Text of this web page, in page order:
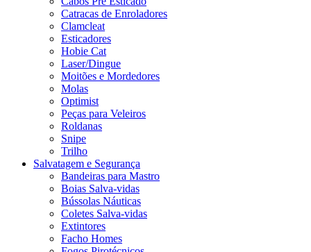
Catracas de Enroladores
Clamcleat
Esticadores
Hobie Cat
Laser/Dingue
Moitões e Mordedores
Molas
Optimist
Peças para Veleiros
Roldanas
Snipe
Trilho
Salvatagem e Segurança
Bandeiras para Mastro
Boias Salva-vidas
Bússolas Náuticas
Coletes Salva-vidas
Extintores
Facho Homes